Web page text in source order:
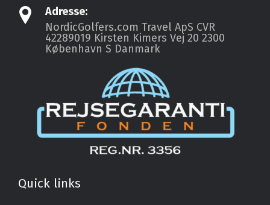
Adresse:
NordicGolfers.com Travel ApS CVR
42289019 Kirsten Kimers Vej 20 2300
København S Danmark
Quick links